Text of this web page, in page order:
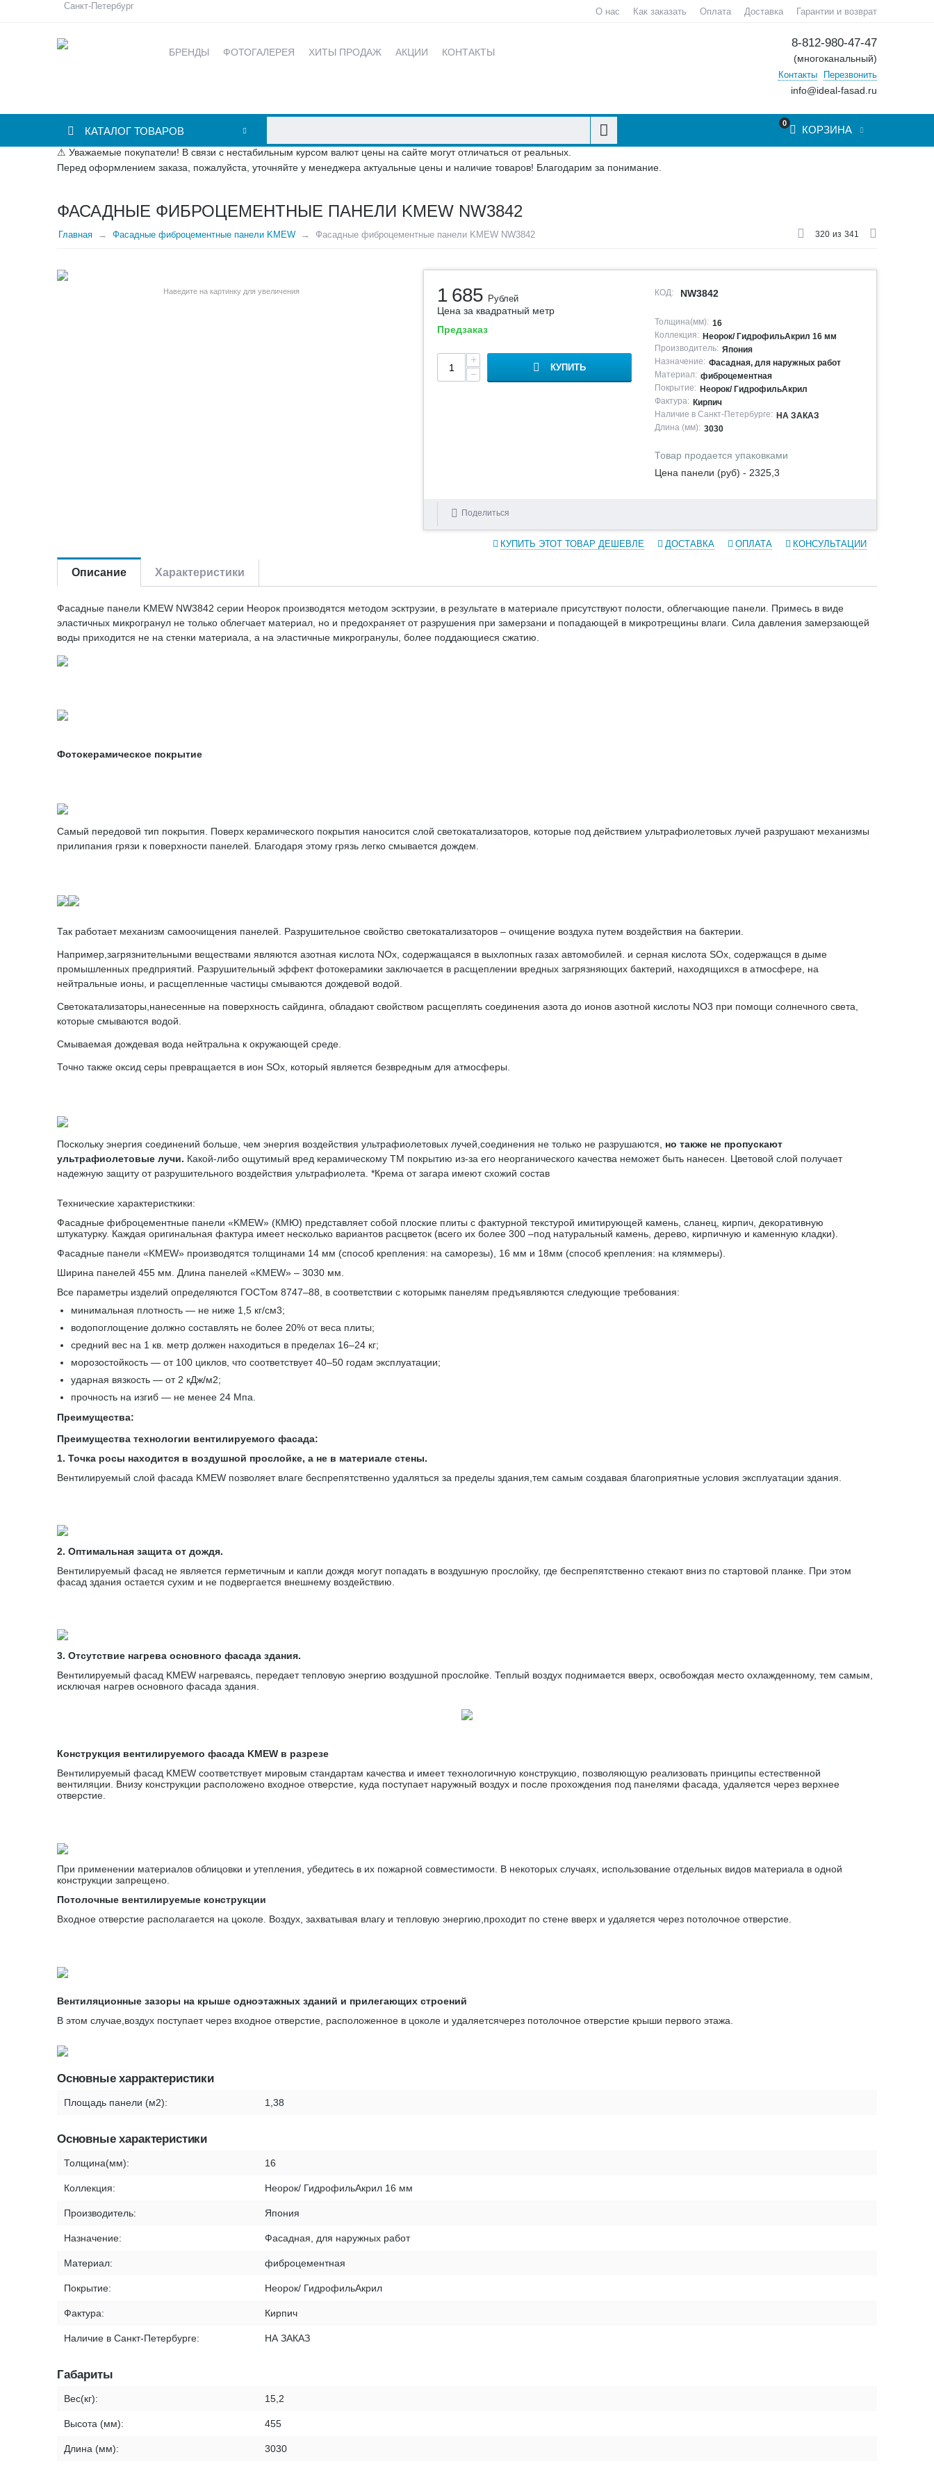
Санкт-Петербург
О нас Как заказать Оплата Доставка Гарантии и возврат
БРЕНДЫ ФОТОГАЛЕРЕЯ ХИТЫ ПРОДАЖ АКЦИИ КОНТАКТЫ
8-812-980-47-47
(многоканальный)
Контакты Перезвонить
info@ideal-fasad.ru
КАТАЛОГ ТОВАРОВ
0
КОРЗИНА
⚠ Уважаемые покупатели! В связи с нестабильным курсом валют цены на сайте могут отличаться от реальных.
Перед оформлением заказа, пожалуйста, уточняйте у менеджера актуальные цены и наличие товаров! Благодарим за понимание.
ФАСАДНЫЕ ФИБРОЦЕМЕНТНЫЕ ПАНЕЛИ KMEW NW3842
Главная Фасадные фиброцементные панели KMEW Фасадные фиброцементные панели KMEW NW3842 320 из 341
Наведите на картинку для увеличения 1 685 Рублей
Цена за квадратный метр
Предзаказ
+
−
КУПИТЬ
КОД: NW3842
Толщина(мм): 16
Коллекция: Неорок/ ГидрофильАкрил 16 мм
Производитель: Япония
Назначение: Фасадная, для наружных работ
Материал: фиброцементная
Покрытие: Неорок/ ГидрофильАкрил
Фактура: Кирпич
Наличие в Санкт-Петербурге: НА ЗАКАЗ
Длина (мм): 3030
Товар продается упаковками
Цена панели (руб) - 2325,3
Поделиться
КУПИТЬ ЭТОТ ТОВАР ДЕШЕВЛЕ ДОСТАВКА ОПЛАТА КОНСУЛЬТАЦИИ
Описание Характеристики
Фасадные панели KMEW NW3842 серии Неорок производятся методом эсктрузии, в результате в материале присутствуют полости, облегчающие панели. Примесь в виде
эластичных микрогранул не только облегчает материал, но и предохраняет от разрушения при замерзани и попадающей в микротрещины влаги. Сила давления замерзающей
воды приходится не на стенки материала, а на эластичные микрогранулы, более поддающиеся сжатию.
Фотокерамическое покрытие
Самый передовой тип покрытия. Поверх керамического покрытия наносится слой светокатализаторов, которые под действием ультрафиолетовых лучей разрушают механизмы
прилипания грязи к поверхности панелей. Благодаря этому грязь легко смывается дождем.
Так работает механизм самоочищения панелей. Разрушительное свойство светокатализаторов – очищение воздуха путем воздействия на бактерии.
Например,загрязнительными веществами являются азотная кислота NOx, содержащаяся в выхлопных газах автомобилей. и серная кислота SOx, содержащся в дыме
промышленных предприятий. Разрушительный эффект фотокерамики заключается в расщеплении вредных загрязняющих бактерий, находящихся в атмосфере, на
нейтральные ионы, и расщепленные частицы смываются дождевой водой.
Светокатализаторы,нанесенные на поверхность сайдинга, обладают свойством расщеплять соединения азота до ионов азотной кислоты NO3 при помощи солнечного света,
которые смываются водой.
Смываемая дождевая вода нейтральна к окружающей среде.
Точно также оксид серы превращается в ион SOx, который является безвредным для атмосферы.
Поскольку энергия соединений больше, чем энергия воздействия ультрафиолетовых лучей,соединения не только не разрушаются, но также не пропускают
ультрафиолетовые лучи. Какой-либо ощутимый вред керамическому TM покрытию из-за его неорганического качества неможет быть нанесен. Цветовой слой получает
надежную защиту от разрушительного воздействия ультрафиолета. *Крема от загара имеют схожий состав
Технические характеристкики:
Фасадные фиброцементные панели «KMEW» (КМЮ) представляет собой плоские плиты с фактурной текстурой имитирующей камень, сланец, кирпич, декоративную
штукатурку. Каждая оригинальная фактура имеет несколько вариантов расцветок (всего их более 300 –под натуральный камень, дерево, кирпичную и каменную кладки).
Фасадные панели «KMEW» производятся толщинами 14 мм (способ крепления: на саморезы), 16 мм и 18мм (способ крепления: на кляммеры).
Ширина панелей 455 мм. Длина панелей «KMEW» – 3030 мм.
Все параметры изделий определяются ГОСТом 8747–88, в соответствии с которымк панелям предъявляются следующие требования:
минимальная плотность — не ниже 1,5 кг/см3;
водопоглощение должно составлять не более 20% от веса плиты;
средний вес на 1 кв. метр должен находиться в пределах 16–24 кг;
морозостойкость — от 100 циклов, что соответствует 40–50 годам эксплуатации;
ударная вязкость — от 2 кДж/м2;
прочность на изгиб — не менее 24 Мпа.
Преимущества:
Преимущества технологии вентилируемого фасада:
1. Точка росы находится в воздушной прослойке, а не в материале стены.
Вентилируемый слой фасада KMEW позволяет влаге беспрепятственно удаляться за пределы здания,тем самым создавая благоприятные условия эксплуатации здания.
2. Оптимальная защита от дождя.
Вентилируемый фасад не является герметичным и капли дождя могут попадать в воздушную прослойку, где беспрепятственно стекают вниз по стартовой планке. При этом
фасад здания остается сухим и не подвергается внешнему воздействию.
3. Отсутствие нагрева основного фасада здания.
Вентилируемый фасад KMEW нагреваясь, передает тепловую энергию воздушной прослойке. Теплый воздух поднимается вверх, освобождая место охлажденному, тем самым,
исключая нагрев основного фасада здания.
Конструкция вентилируемого фасада KMEW в разрезе
Вентилируемый фасад KMEW соответствует мировым стандартам качества и имеет технологичную конструкцию, позволяющую реализовать принципы естественной
вентиляции. Внизу конструкции расположено входное отверстие, куда поступает наружный воздух и после прохождения под панелями фасада, удаляется через верхнее
отверстие.
При применении материалов облицовки и утепления, убедитесь в их пожарной совместимости. В некоторых случаях, использование отдельных видов материала в одной
конструкции запрещено.
Потолочные вентилируемые конструкции
Входное отверстие располагается на цоколе. Воздух, захватывая влагу и тепловую энергию,проходит по стене вверх и удаляется через потолочное отверстие.
Вентиляционные зазоры на крыше одноэтажных зданий и прилегающих строений
В этом случае,воздух поступает через входное отверстие, расположенное в цоколе и удаляетсячерез потолочное отверстие крыши первого этажа.
Основные харрактеристики
Площадь панели (м2): 1,38
Основные характеристики
Толщина(мм): 16
Коллекция: Неорок/ ГидрофильАкрил 16 мм
Производитель: Япония
Назначение: Фасадная, для наружных работ
Материал: фиброцементная
Покрытие: Неорок/ ГидрофильАкрил
Фактура: Кирпич
Наличие в Санкт-Петербурге: НА ЗАКАЗ
Габариты
Вес(кг): 15,2
Высота (мм): 455
Длина (мм): 3030